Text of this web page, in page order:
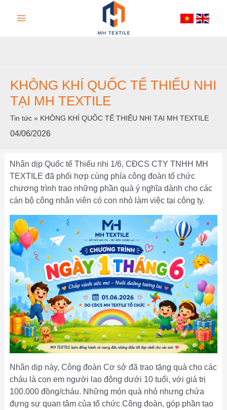
KHÔNG KHÍ QUỐC TẾ THIẾU NHI
TẠI MH TEXTILE
Tin tức » KHÔNG KHÍ QUỐC TẾ THIẾU NHI TẠI MH TEXTILE
04/06/2026
Nhân dịp Quốc tế Thiếu nhi 1/6, CĐCS CTY TNHH MH
TEXTILE đã phối hợp cùng phía công đoàn tổ chức
chương trình trao những phần quà ý nghĩa dành cho các
cán bộ công nhân viên có con nhỏ làm việc tại công ty.
Nhân dịp này, Công đoàn Cơ sở đã trao tặng quà cho các
cháu là con em người lao động dưới 10 tuổi, với giá trị
100.000 đồng/cháu. Những món quà nhỏ nhưng chứa
đựng sự quan tâm của tổ chức Công đoàn, góp phần tạo